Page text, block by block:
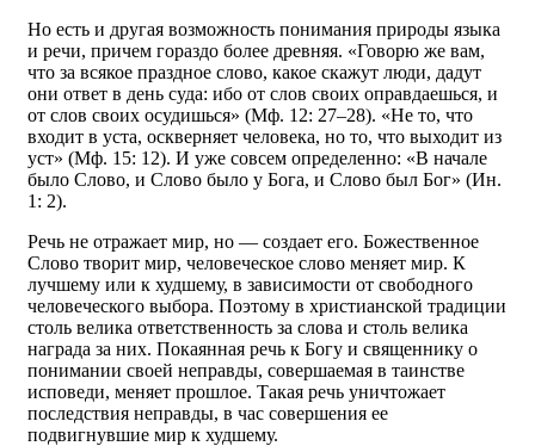
Но есть и другая возможность понимания природы языка
и речи, причем гораздо более древняя. «Говорю же вам,
что за всякое праздное слово, какое скажут люди, дадут
они ответ в день суда: ибо от слов своих оправдаешься, и
от слов своих осудишься» (Мф. 12: 27–28). «Не то, что
входит в уста, оскверняет человека, но то, что выходит из
уст» (Мф. 15: 12). И уже совсем определенно: «В начале
было Слово, и Слово было у Бога, и Слово был Бог» (Ин.
1: 2).
Речь не отражает мир, но — создает его. Божественное
Слово творит мир, человеческое слово меняет мир. К
лучшему или к худшему, в зависимости от свободного
человеческого выбора. Поэтому в христианской традиции
столь велика ответственность за слова и столь велика
награда за них. Покаянная речь к Богу и священнику о
понимании своей неправды, совершаемая в таинстве
исповеди, меняет прошлое. Такая речь уничтожает
последствия неправды, в час совершения ее
подвигнувшие мир к худшему.